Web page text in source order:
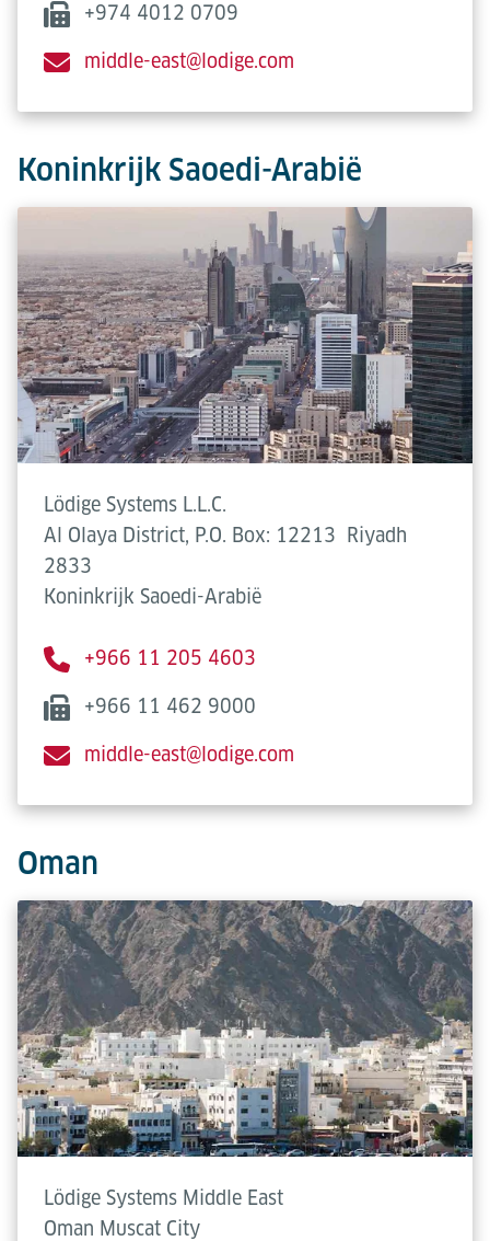
+974 4012 0709
middle-east@lodige.com
Koninkrijk Saoedi-Arabië
Lödige Systems L.L.C.
Al Olaya District, P.O. Box: 12213
Riyadh
2833
Koninkrijk Saoedi-Arabië
+966 11 205 4603
+966 11 462 9000
middle-east@lodige.com
Oman
Lödige Systems Middle East
Oman Muscat City